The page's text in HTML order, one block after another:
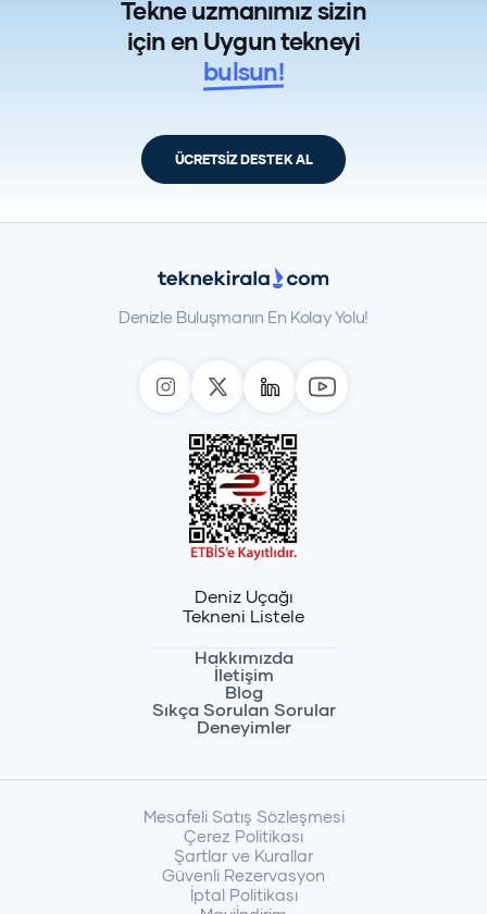
Tekne uzmanımız sizin
için en Uygun tekneyi
bulsun!
ÜCRETSİZ DESTEK AL
Denizle Buluşmanın En Kolay Yolu!
Deniz Uçağı
Tekneni Listele
Hakkımızda
İletişim
Blog
Sıkça Sorulan Sorular
Deneyimler
Mesafeli Satış Sözleşmesi
Çerez Politikası
Şartlar ve Kurallar
Güvenli Rezervasyon
İptal Politikası